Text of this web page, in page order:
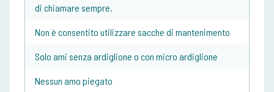
di chiamare sempre.
Non è consentito utilizzare sacche di mantenimento
Solo ami senza ardiglione o con micro ardiglione
Nessun amo piegato